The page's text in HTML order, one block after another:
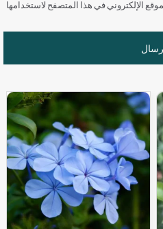
الإلكتروني في هذا المتصفح لاستخدامها